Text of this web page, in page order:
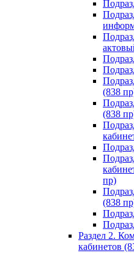
(838
(838
пр)
(838
Раздел 2.
кабинетов